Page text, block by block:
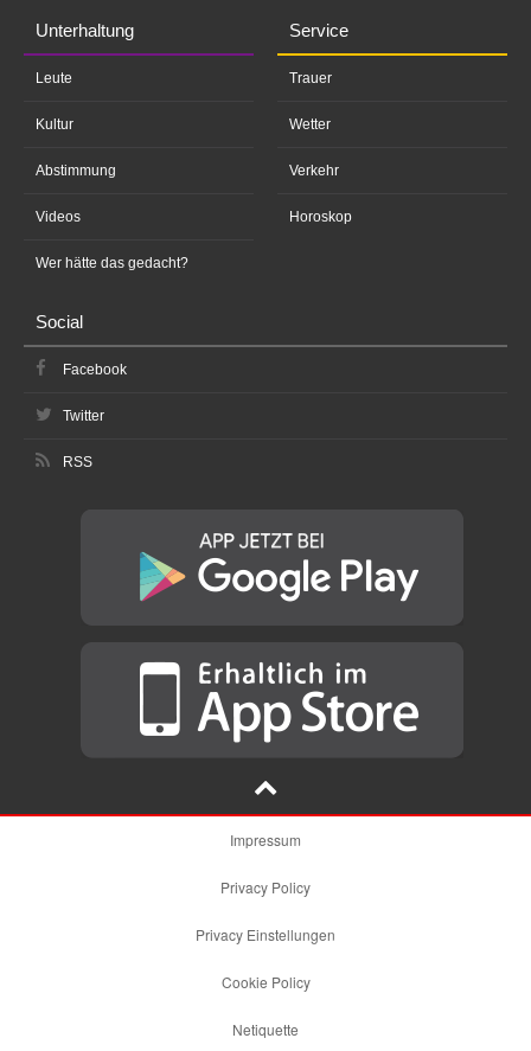
Unterhaltung
Leute
Kultur
Abstimmung
Videos
Wer hätte das gedacht?
Service
Trauer
Wetter
Verkehr
Horoskop
Social
Facebook
Twitter
RSS
Impressum
Privacy Policy
Privacy Einstellungen
Cookie Policy
Netiquette